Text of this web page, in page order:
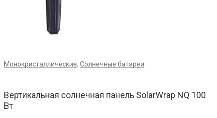
Монокристаллические, Солнечные батареи
Вертикальная солнечная панель SolarWrap NQ 100
Вт